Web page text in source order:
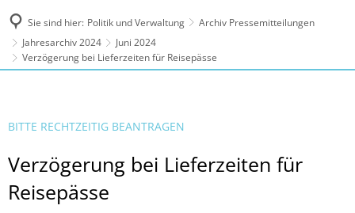
Sie sind hier: Politik und Verwaltung
Archiv Pressemitteilungen
Jahresarchiv 2024
Juni 2024
Verzögerung bei Lieferzeiten für Reisepässe
BITTE RECHTZEITIG BEANTRAGEN
Verzögerung bei Lieferzeiten für
Reisepässe